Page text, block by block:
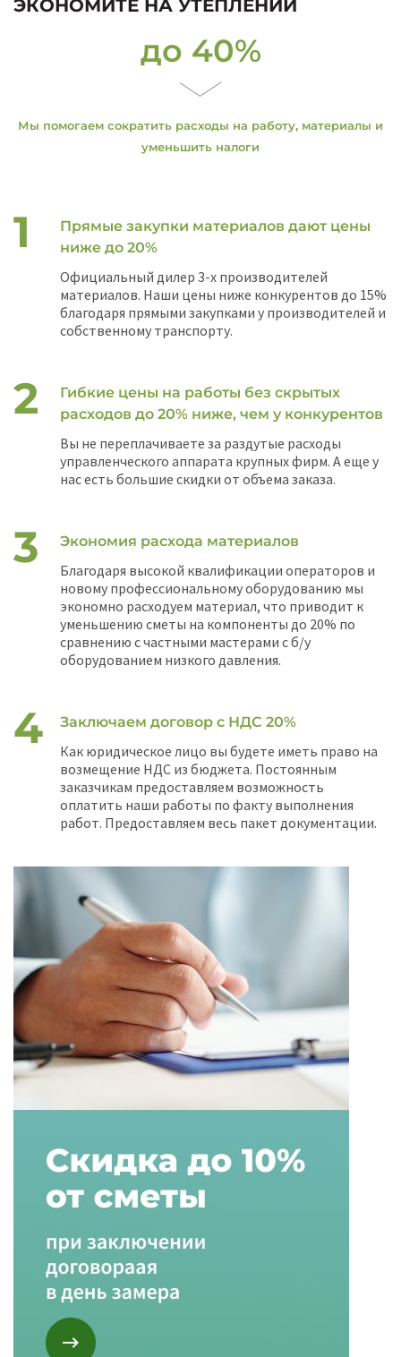
ЭКОНОМИТЕ НА УТЕПЛЕНИИ
до 40%
Мы помогаем сократить расходы на работу, материалы и
уменьшить налоги
Прямые закупки материалов дают цены
ниже до 20%
Официальный дилер 3-х производителей
материалов. Наши цены ниже конкурентов до 15%
благодаря прямыми закупками у производителей и
собственному транспорту.
Гибкие цены на работы без скрытых
расходов до 20% ниже, чем у конкурентов
Вы не переплачиваете за раздутые расходы
управленческого аппарата крупных фирм. А еще у
нас есть большие скидки от объема заказа.
Экономия расхода материалов
Благодаря высокой квалификации операторов и
новому профессиональному оборудованию мы
экономно расходуем материал, что приводит к
уменьшению сметы на компоненты до 20% по
сравнению с частными мастерами с б/у
оборудованием низкого давления.
Заключаем договор с НДС 20%
Как юридическое лицо вы будете иметь право на
возмещение НДС из бюджета. Постоянным
заказчикам предоставляем возможность
оплатить наши работы по факту выполнения
работ. Предоставляем весь пакет документации.